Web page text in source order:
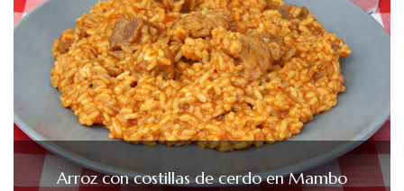
Arroz con costillas de cerdo en Mambo